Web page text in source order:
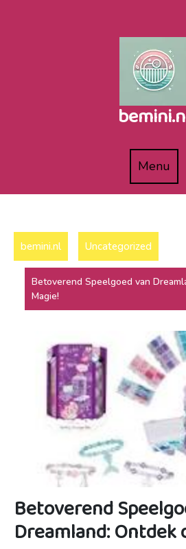
Menu
bemini.nl Uncategorized
Betoverend Speelgoed van
Magie!
Betoverend
Dreamland: Ontdek